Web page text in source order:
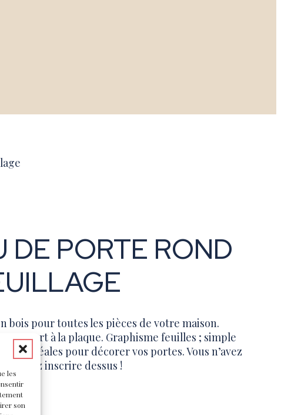
les
son
DE PORTE ROND
bois pour toutes les pièces de votre maison.
rapport à la plaque. Graphisme feuilles ; simple
idéales pour décorer vos portes. Vous n’avez
inscrire dessus !